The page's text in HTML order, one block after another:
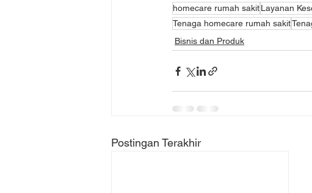
homecare rumah sakitLayanan
Tenaga homecare rumah sakit
Bisnis dan Produk
Postingan Terakhir